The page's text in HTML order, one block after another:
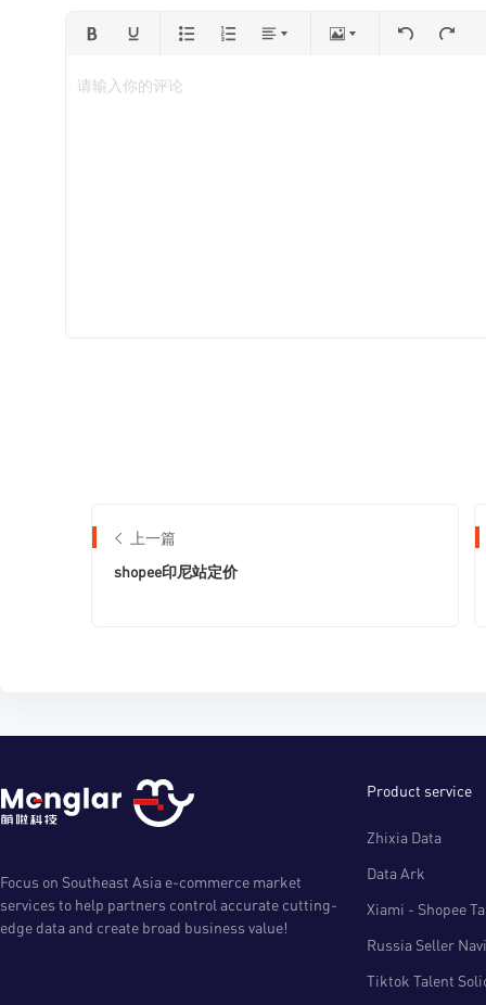
请输入你的评论
上一篇
shopee印尼站定价
Focus on Southeast Asia e-commerce market
services to help partners control accurate cutting-
edge data and create broad business value!
Product service
Zhixia Data
Data Ark
Xiami - Shopee
Russia Seller
Tiktok Talent